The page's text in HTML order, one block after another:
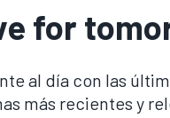
for
al día con las
más recientes y